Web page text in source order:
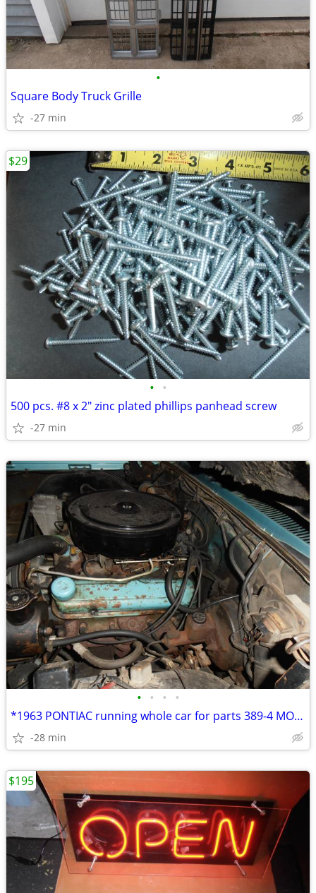
•
Square Body Truck Grille
-27 min
• •
500 pcs. #8 x 2" zinc plated phillips panhead screw
-27 min
$29
• • • •
*1963 PONTIAC running whole car for parts 389-4 MOTOR posi rear
-28 min
$195